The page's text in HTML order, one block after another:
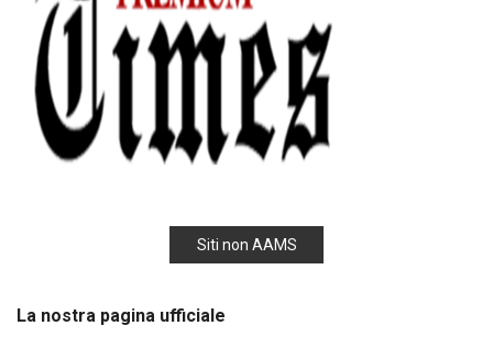
Siti non AAMS
La nostra pagina ufficiale